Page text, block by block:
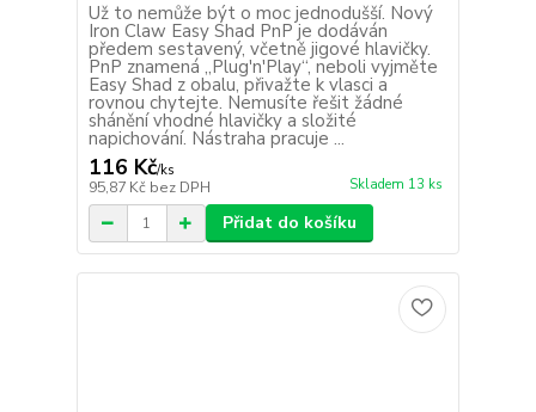
Už to nemůže být o moc jednodušší. Nový
Iron Claw Easy Shad PnP je dodáván
předem sestavený, včetně jigové hlavičky.
PnP znamená „Plug'n'Play“, neboli vyjměte
Easy Shad z obalu, přivažte k vlasci a
rovnou chytejte. Nemusíte řešit žádné
shánění vhodné hlavičky a složité
napichování. Nástraha pracuje ...
116 Kč/ks
95,87 Kč bez DPH Skladem 13 ks
Přidat do košíku